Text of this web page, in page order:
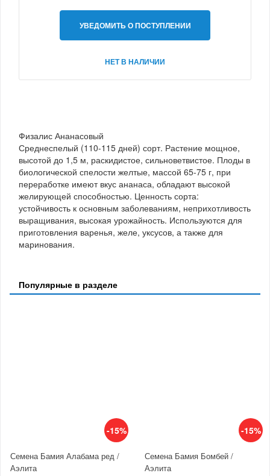
УВЕДОМИТЬ О ПОСТУПЛЕНИИ
НЕТ В НАЛИЧИИ
Физалис Ананасовый
Среднеспелый (110-115 дней) сорт. Растение мощное,
высотой до 1,5 м, раскидистое, сильноветвистое. Плоды в
биологической спелости желтые, массой 65-75 г, при
переработке имеют вкус ананаса, обладают высокой
желирующей способностью. Ценность сорта:
устойчивость к основным заболеваниям, неприхотливость
выращивания, высокая урожайность. Используются для
приготовления варенья, желе, уксусов, а также для
маринования.
Популярные в разделе
-15%
Семена Бамия Алабама ред /
Аэлита
-15%
Семена Бамия Бомбей /
Аэлита